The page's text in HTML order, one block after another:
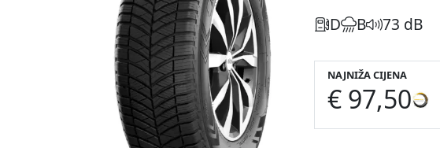
D B 73 dB
NAJNIŽA CIJENA
€ 97,50